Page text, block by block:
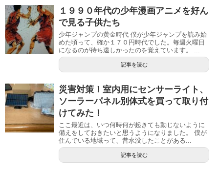
１９９０年代の少年漫画アニメを好ん
で見る子供たち
少年ジャンプの黄金時代 僕が少年ジャンプを読み始
めた頃って、確か１７０円時代でした。毎週火曜日
になるのが待ち遠しかったのを覚えています。 ...
記事を読む
災害対策！室内用にセンサーライト、
ソーラーパネル別体式を買って取り付
けてみた！
ここ最近は、いつ何時何が起きても動じないように
備えをしておきたいと思うようになりました。 僕が
住んでいる地域って、昔水没したことがある...
記事を読む